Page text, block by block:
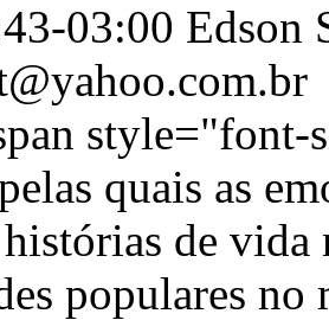
03:00 Edson
quais as
de
populares